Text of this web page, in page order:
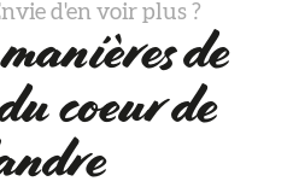
d'en voir plus ?
de
coeur de